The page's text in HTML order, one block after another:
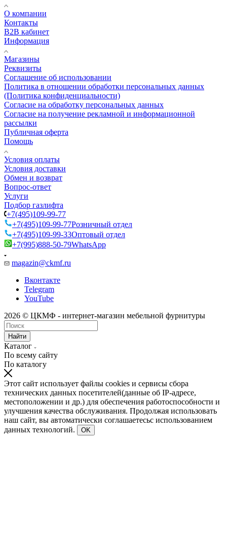
О компании
Контакты
B2B кабинет
Информация
Магазины
Реквизиты
Соглашение об использовании
Политика в отношении обработки персональных данных
(Политика конфиденциальности)
Согласие на обработку персональных данных
Согласие на получение рекламной и информационной
рассылки
Публичная оферта
Помощь
Условия оплаты
Условия доставки
Обмен и возврат
Вопрос-ответ
Услуги
Подбор газлифта
+7(495)109-99-77
+7(495)109-99-77Розничный отдел
+7(495)109-99-33Оптовый отдел
+7(995)888-50-79WhatsApp
magazin@ckmf.ru
Вконтакте
Telegram
YouTube
2026 © ЦКМФ - интернет-магазин мебельной фурнитуры
Найти
Каталог
По всему сайту
По каталогу
Этот сайт использует файлы cookies и сервисы сбора
технических данных посетителей(данные об IP-адресе,
местоположении и др.) для обеспечения работоспособности и
улучшения качества обслуживания. Продолжая использовать
наш сайт, вы автоматически соглашаетесьс использованием
данных технологий.
OK